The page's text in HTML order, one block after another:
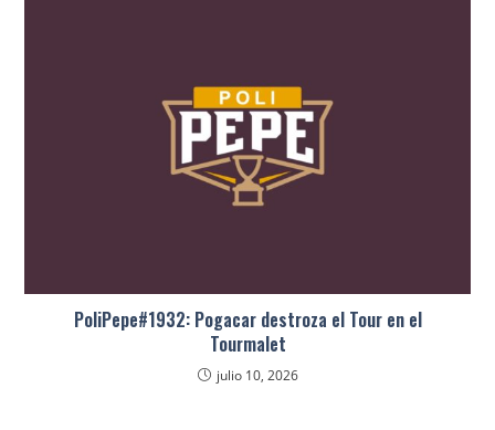
PoliPepe#1932: Pogacar destroza el Tour en el
Tourmalet
julio 10, 2026